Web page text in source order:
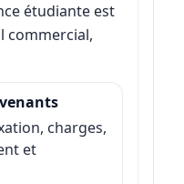
étudiante est
commercial,
charges,
et